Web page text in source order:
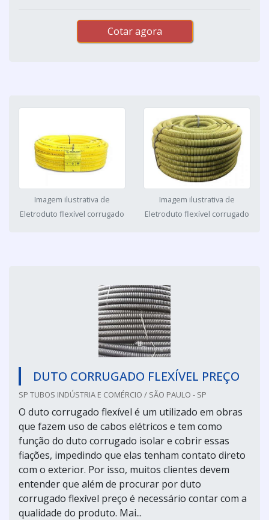
Cotar agora
Imagem ilustrativa de
Eletroduto flexível corrugado
Imagem ilustrativa de
Eletroduto flexível corrugado
DUTO CORRUGADO FLEXÍVEL PREÇO
SP TUBOS INDÚSTRIA E COMÉRCIO / SÃO PAULO - SP
O duto corrugado flexível é um utilizado em obras
que fazem uso de cabos elétricos e tem como
função do duto corrugado isolar e cobrir essas
fiações, impedindo que elas tenham contato direto
com o exterior. Por isso, muitos clientes devem
entender que além de procurar por duto
corrugado flexível preço é necessário contar com a
qualidade do produto. Mai...